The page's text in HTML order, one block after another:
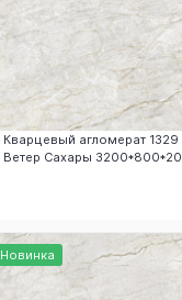
Кварцевый агломерат 1329
Ветер Сахары 3200*800*20
Заказать
Новинка